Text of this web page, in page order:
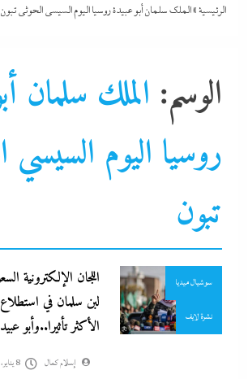
الرئيسية»الملك سلمان أبو عبيدة روسيا اليوم السيسي الحوثي تبون
الوسم: الملك سلمان
روسيا اليوم السيسي
تبون
تصحيف سوشيال
جاءنا الآن
سوشيال ميديا
نشرة لايف
اللجان الإلكترونية
لبن سلمان في
الأكثر تأثيرا..وأبو
إسلام كمال 8 يناير، 2024